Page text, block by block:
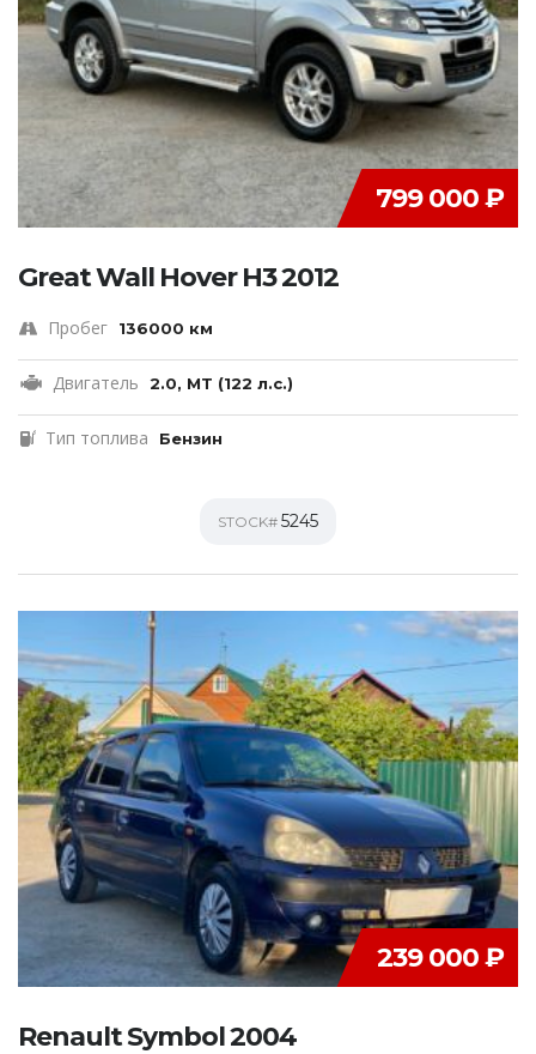
799 000 ₽
Great Wall Hover H3 2012
Пробег 136000 км
Двигатель 2.0, MT (122 л.с.)
Тип топлива Бензин
STOCK# 5245
239 000 ₽
Renault Symbol 2004